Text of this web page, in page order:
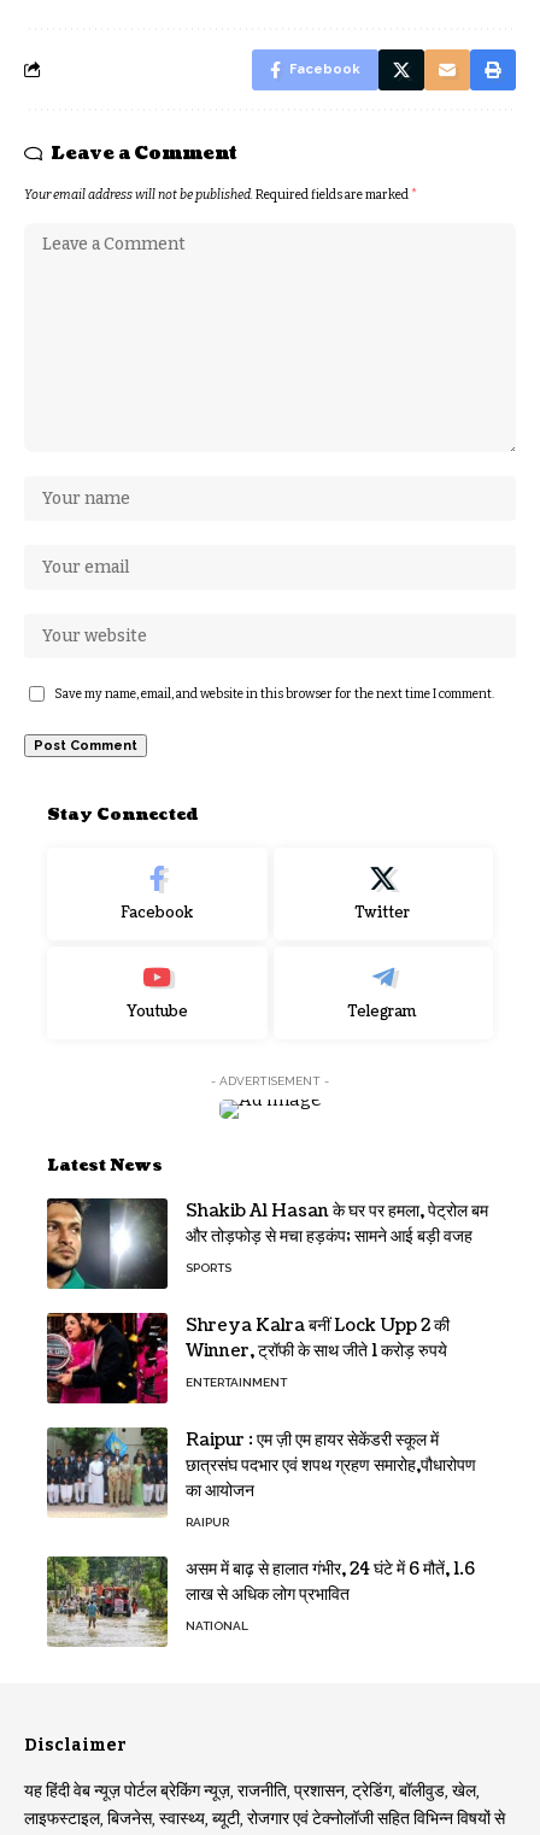
Facebook
Leave a Comment
Your email address will not be published.Required fields are marked*
Save my name, email, and website in this browser for the next time I comment.
Stay Connected
Facebook Twitter
Youtube Telegram
- ADVERTISEMENT -
Latest News
Shakib Al Hasan के घर पर हमला, पेट्रोल बम
और तोड़फोड़ से मचा हड़कंप; सामने आई बड़ी वजह
SPORTS
Shreya Kalra बनीं Lock Upp 2 की
Winner, ट्रॉफी के साथ जीते 1 करोड़ रुपये
ENTERTAINMENT
Raipur : एम ज़ी एम हायर सेकेंडरी स्कूल में
छात्रसंघ पदभार एवं शपथ ग्रहण समारोह,पौधारोपण
का आयोजन
RAIPUR
असम में बाढ़ से हालात गंभीर, 24 घंटे में 6 मौतें, 1.6
लाख से अधिक लोग प्रभावित
NATIONAL
Disclaimer
यह हिंदी वेब न्यूज़ पोर्टल ब्रेकिंग न्यूज़, राजनीति, प्रशासन, ट्रेडिंग, बॉलीवुड, खेल,
लाइफस्टाइल, बिजनेस, स्वास्थ्य, ब्यूटी, रोजगार एवं टेक्नोलॉजी सहित विभिन्न विषयों से